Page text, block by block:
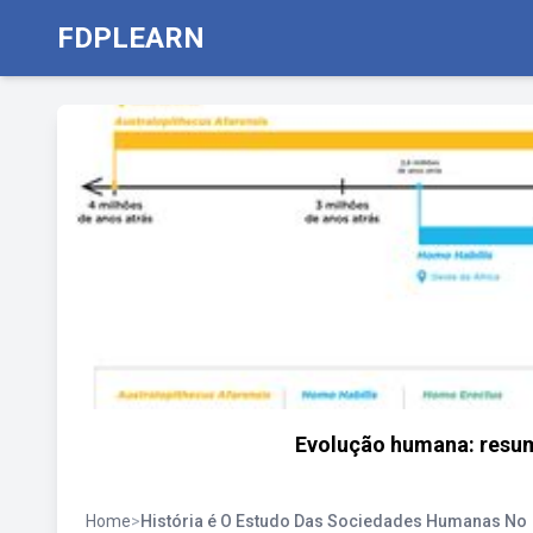
FDPLEARN
Evolução humana:
Home>História é O Estudo Das Sociedades Humanas No